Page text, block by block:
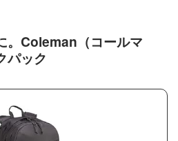
。Coleman（コールマ
パック